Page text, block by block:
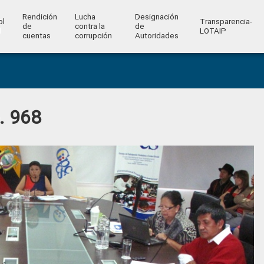
Rendición
de
cuentas
Lucha
contra la
corrupción
Designación
de
Autoridades
Transparencia-
LOTAIP
968